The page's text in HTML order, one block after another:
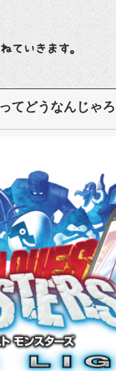
ていきます。
てどうなんじゃろ